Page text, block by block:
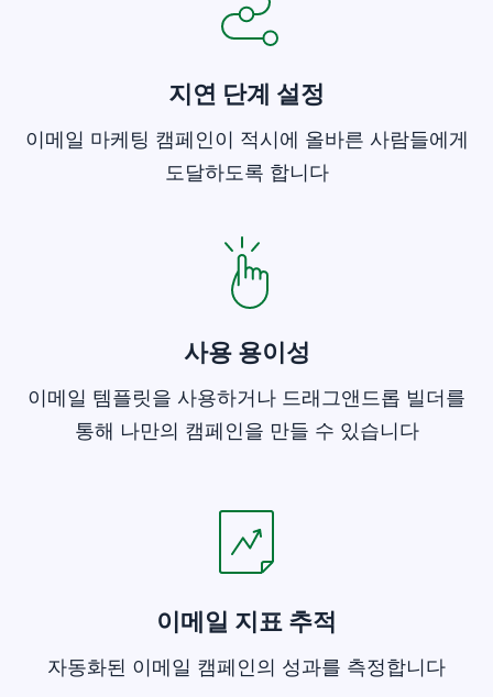
지연 단계 설정
이메일 마케팅 캠페인이 적시에 올바른 사람들에게
도달하도록 합니다
사용 용이성
이메일 템플릿을 사용하거나 드래그앤드롭 빌더를
통해 나만의 캠페인을 만들 수 있습니다
이메일 지표 추적
자동화된 이메일 캠페인의 성과를 측정합니다